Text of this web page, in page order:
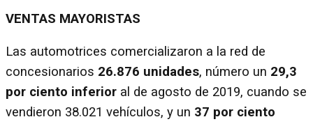
VENTAS MAYORISTAS
Las automotrices comercializaron a la red de
concesionarios 26.876 unidades, número un 29,3
por ciento inferior al de agosto de 2019, cuando se
vendieron 38.021 vehículos, y un 37 por ciento